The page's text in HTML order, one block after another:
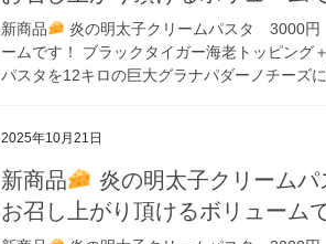
新商品
炎の明太子クリームパスタ 3000円
ームです！ ブラックタイガー海老トッピング
パスタを12キロの巨大グラナパダーノチーズ
2025年10月21日
新商品
炎の明太子クリーム
お召し上がり頂けるボリューム